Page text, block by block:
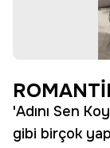
'Adını Sen
gibi birçok